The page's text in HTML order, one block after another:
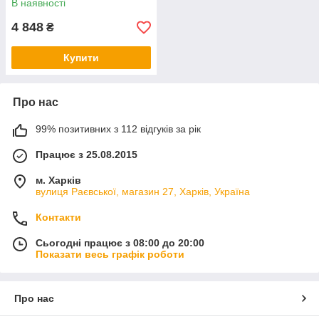
В наявності
4 848 ₴
Купити
Про нас
99% позитивних з 112 відгуків за рік
Працює з 25.08.2015
м. Харків
вулиця Раєвської, магазин 27, Харків, Україна
Контакти
Сьогодні працює з 08:00 до 20:00
Показати весь графік роботи
Про нас